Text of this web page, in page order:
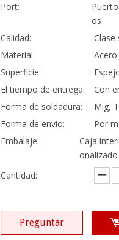
Port:
os
Calidad:
Clase
Material:
Superficie:
El tiempo de entrega:
Con
Forma de soldadura:
Mig,
Forma de envio:
Por
Embalaje:
Caja
onalizado
Cantidad:
Preguntar